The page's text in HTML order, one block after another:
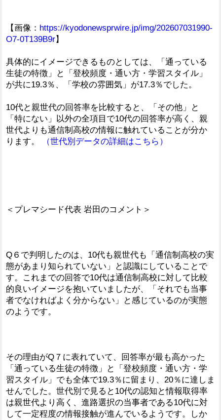
【画像： https://kyodonewsprwire.jp/img/202607031990-
O7-0T139B9r】
具体的にイメージできるものとしては、「通っている
生徒の特徴」と「登校頻度・通い方・学習スタイル」
が共に19.3％、「学校の雰囲気」が17.3％でした。
10代と親世代の回答率を比較すると、「その他」と
「特にない」以外の全項目で10代の回答率が高く、親
世代よりも通信制高校の情報に触れていることが分か
ります。
（世代別データの詳細はこちら）
＜プレマシード代表 岩田のコメント＞
Q６で判明したのは、10代も親世代も「通信制高校の実
態があまり知られていない」と認識にしていることで
す。これまでの回答で10代は通信制高校に対して比較
的良いイメージを抱いていましたが、「それでも当事
者でなければよく分からない」と感じているのが実態
のようです。
その理由がQ７に表れていて、回答率が最も高かった
「通っている生徒の特徴」と「登校頻度・通い方・学
習スタイル」でも全体で19.3％に留まり、20％に達しま
せんでした。世代別で見ると10代の認知と情報取得率
は親世代より高く、進路選択の当事者である10代に対
して一定程度の情報接触が進んでいるようです。しか